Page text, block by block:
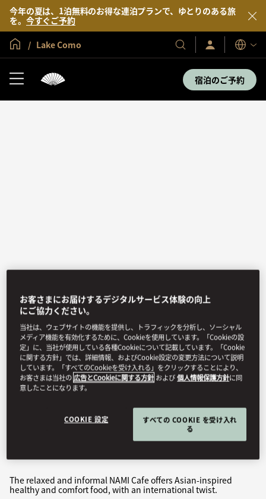
今年の夏は、1泊無料のお得な連泊プランで、ゆとりのある旅
を。 今すぐご予約
グローバル ホーム
Lake Como
当
社
サ
イ
ン
／
表
示
言
語
宿泊のご予約
The relaxed and informal NAMI Cafe offers Asian-inspired
healthy and comfort food, with an international twist.
お客さまにお届けするデジタルサービス体験の向上
にご協力ください。
当社は、ウェブサイトの機能を提供し、トラフィックを分析し、ソーシャル
メディア機能を有効化するために、Cookieを使用しています。「Cookieの設
定」に、当社が使用している各種Cookieについて記載しています。「Cookie
に関する方針」では、詳細情報、およびCookie設定の変更方法について説明
しています。「すべてのCookieを受け入れる」をクリックすることにより、
お客さまは当社の 広告とCookieに関する方針 および個人情報保護方針に同
意したことになります。
COOKIE 設定
すべての COOKIE を受け入れ
る